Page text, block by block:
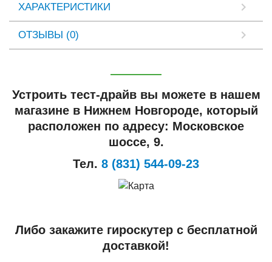
ХАРАКТЕРИСТИКИ
ОТЗЫВЫ (0)
Устроить тест-драйв вы можете в нашем
магазине в Нижнем Новгороде, который
расположен по адресу: Московское
шоссе, 9.
Тел. 8 (831) 544-09-23
Либо закажите гироскутер с бесплатной
доставкой!